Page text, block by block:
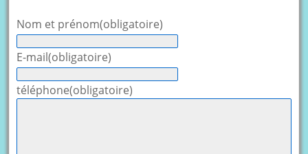
Nom et prénom(obligatoire)
E-mail(obligatoire)
téléphone(obligatoire)